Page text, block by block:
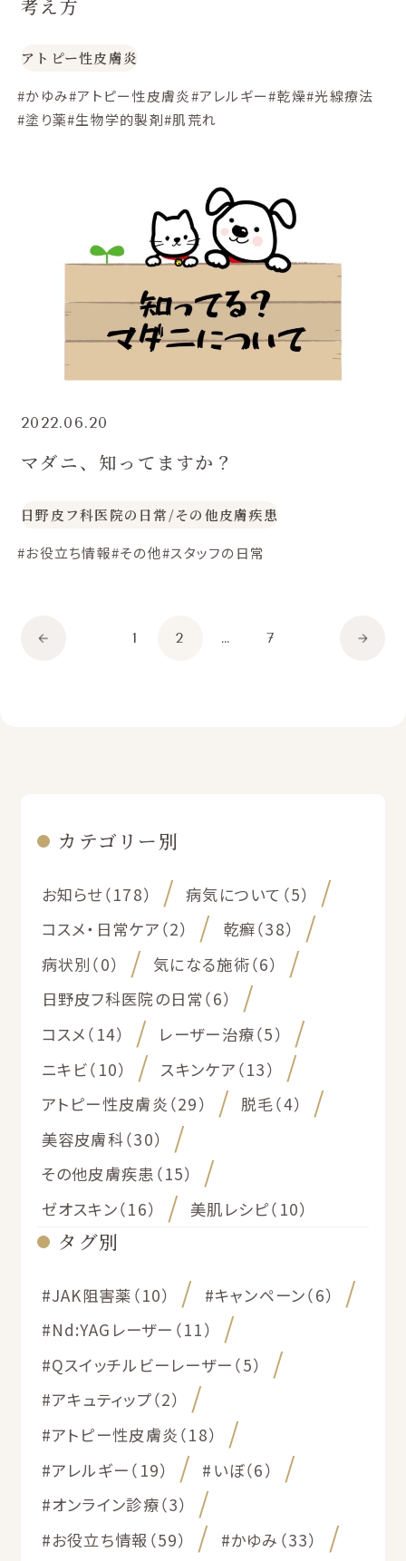
考え方
アトピー性皮膚炎
#かゆみ#アトピー性皮膚炎#アレルギー#乾燥#光線療法
#塗り薬#生物学的製剤#肌荒れ
2022.06.20
マダニ、知ってますか？
日野皮フ科医院の日常/その他皮膚疾患
#お役立ち情報#その他#スタッフの日常
1 2 … 7
カテゴリー別
お知らせ（178）
病気について（5）
コスメ・日常ケア（2）
乾癬（38）
病状別（0）
気になる施術（6）
日野皮フ科医院の日常（6）
コスメ（14）
レーザー治療（5）
ニキビ（10）
スキンケア（13）
アトピー性皮膚炎（29）
脱毛（4）
美容皮膚科（30）
その他皮膚疾患（15）
ゼオスキン（16）
美肌レシピ（10）
タグ別
#JAK阻害薬（10）
#キャンペーン（6）
#Nd:YAGレーザー（11）
#Qスイッチルビーレーザー（5）
#アキュティップ（2）
#アトピー性皮膚炎（18）
#アレルギー（19）
#いぼ（6）
#オンライン診療（3）
#お役立ち情報（59）
#かゆみ（33）